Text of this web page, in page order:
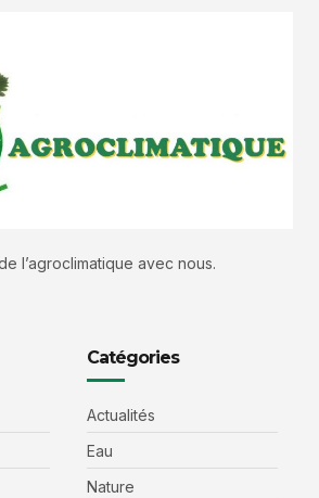
l’agroclimatique avec nous.
Catégories
Actualités
Eau
Nature